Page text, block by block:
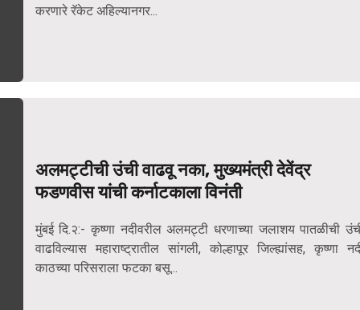
करणारे रॅकेट अहिल्यानगर...
अलमट्टीची उंची वाढवू नका, मुख्यमंत्री देवेंद्र
फडणवीस यांची कर्नाटकाला विनंती
मुंबई दि.२:- कृष्णा नदीवरील अलमट्टी धरणाच्या जलाशय पातळीची
वाढविल्यास महाराष्ट्रातील सांगली, कोल्हापूर जिल्ह्यांसह, कृष्णा
काठच्या परिसराला फटका बसू...